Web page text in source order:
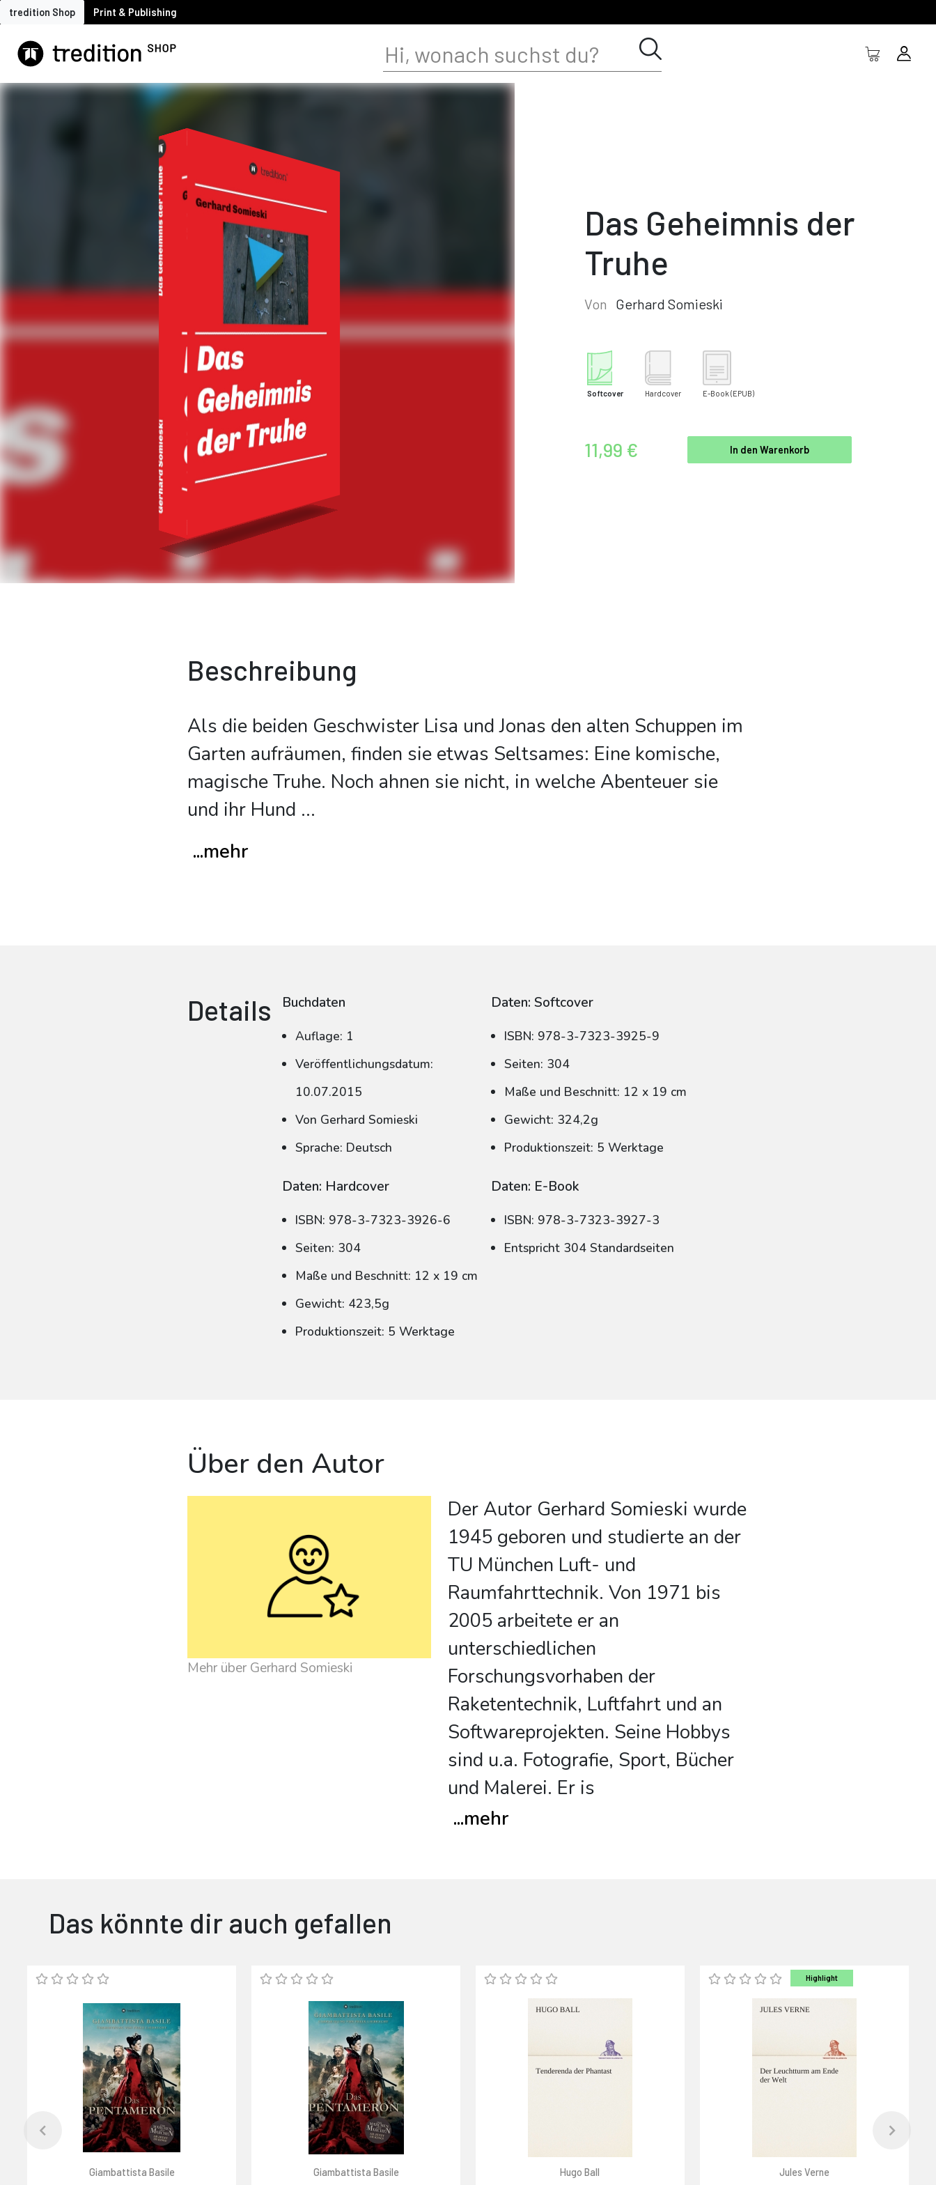
tredition Shop Print & Publishing
Das Geheimnis der
Truhe
Von Gerhard Somieski
Softcover Hardcover E-Book (EPUB)
11,99 € In den Warenkorb
Beschreibung
Als die beiden Geschwister Lisa und Jonas den alten Schuppen im
Garten aufräumen, finden sie etwas Seltsames: Eine komische,
magische Truhe. Noch ahnen sie nicht, in welche Abenteuer sie
und ihr Hund ...
...mehr
Details Buchdaten
Auflage: 1
Veröffentlichungsdatum:
10.07.2015
Von Gerhard Somieski
Sprache: Deutsch
Daten: Softcover
ISBN: 978-3-7323-3925-9
Seiten: 304
Maße und Beschnitt: 12 x 19 cm
Gewicht: 324,2g
Produktionszeit: 5 Werktage
Daten: Hardcover
ISBN: 978-3-7323-3926-6
Seiten: 304
Maße und Beschnitt: 12 x 19 cm
Gewicht: 423,5g
Produktionszeit: 5 Werktage
Daten: E-Book
ISBN: 978-3-7323-3927-3
Entspricht 304 Standardseiten
Über den Autor
Mehr über Gerhard Somieski
Der Autor Gerhard Somieski wurde
1945 geboren und studierte an der
TU München Luft- und
Raumfahrttechnik. Von 1971 bis
2005 arbeitete er an
unterschiedlichen
Forschungsvorhaben der
Raketentechnik, Luftfahrt und an
Softwareprojekten. Seine Hobbys
sind u.a. Fotografie, Sport, Bücher
und Malerei. Er is
...mehr
Das könnte dir auch gefallen
Giambattista Basile Giambattista Basile Hugo Ball
Highlight
Jules Verne